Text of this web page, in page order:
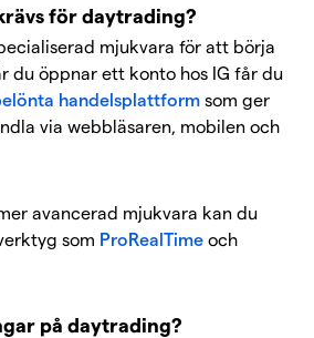
för daytrading?
mjukvara för att börja
du öppnar ett konto hos IG får du
handelsplattform som ger
via webbläsaren, mobilen och
avancerad mjukvara kan du
som ProRealTime och
på daytrading?